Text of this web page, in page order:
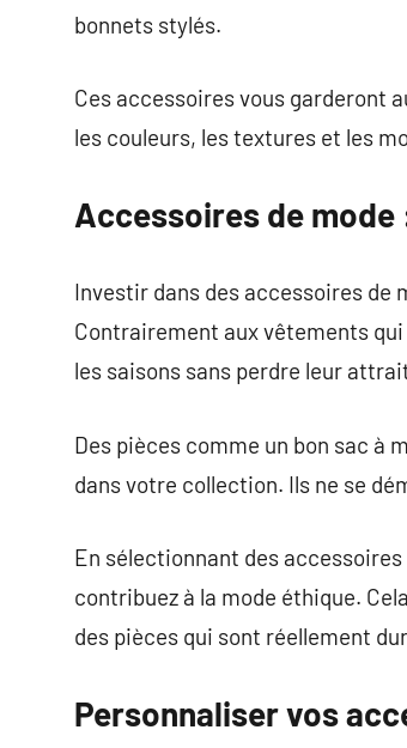
bonnets stylés.
Ces accessoires vous garderont
les couleurs, les textures et les
Accessoires de
Investir dans des accessoires de
Contrairement aux vêtements
les saisons sans perdre leur
Des pièces comme un bon sac à
dans votre collection. Ils ne se
En sélectionnant des
contribuez à la mode éthique.
des pièces qui sont réellement
Personnaliser vos